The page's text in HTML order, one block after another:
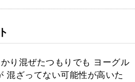
かり混ぜたつもりでも ヨーグル
混ざってない可能性が高いた